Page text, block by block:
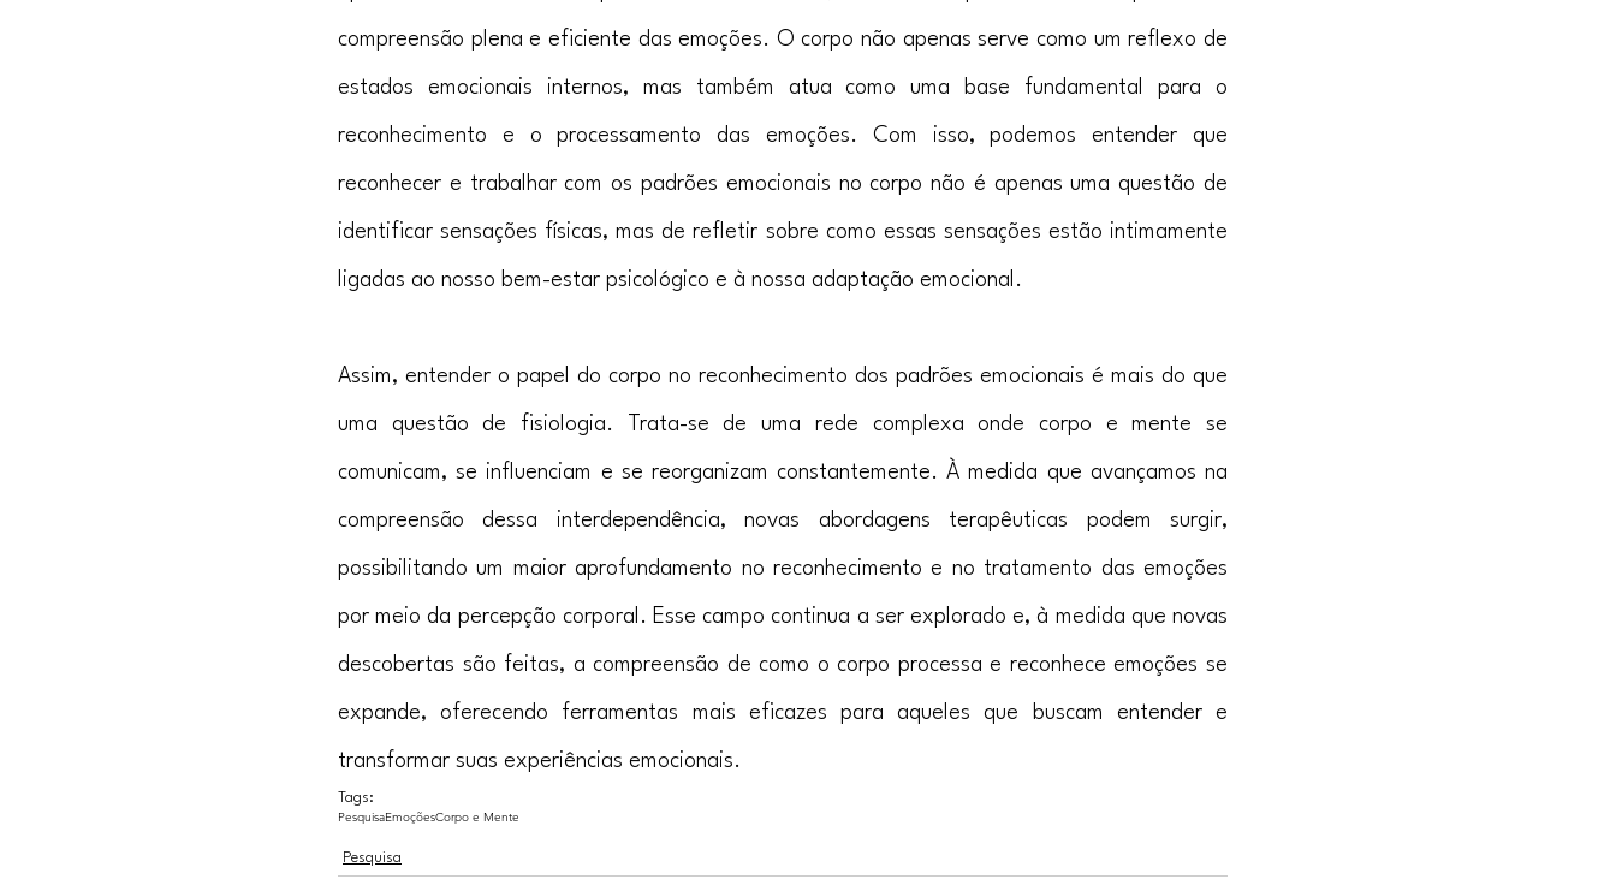
compreensão plena e eficiente das emoções. O corpo não apenas serve como um reflexo de
estados emocionais internos, mas também atua como uma base fundamental para o
reconhecimento e o processamento das emoções. Com isso, podemos entender que
reconhecer e trabalhar com os padrões emocionais no corpo não é apenas uma questão de
identificar sensações físicas, mas de refletir sobre como essas sensações estão intimamente
ligadas ao nosso bem-estar psicológico e à nossa adaptação emocional.
Assim, entender o papel do corpo no reconhecimento dos padrões emocionais é mais do que
uma questão de fisiologia. Trata-se de uma rede complexa onde corpo e mente se
comunicam, se influenciam e se reorganizam constantemente. À medida que avançamos na
compreensão dessa interdependência, novas abordagens terapêuticas podem surgir,
possibilitando um maior aprofundamento no reconhecimento e no tratamento das emoções
por meio da percepção corporal. Esse campo continua a ser explorado e, à medida que novas
descobertas são feitas, a compreensão de como o corpo processa e reconhece emoções se
expande, oferecendo ferramentas mais eficazes para aqueles que buscam entender e
transformar suas experiências emocionais.
Tags:
PesquisaEmoçõesCorpo e Mente
Pesquisa